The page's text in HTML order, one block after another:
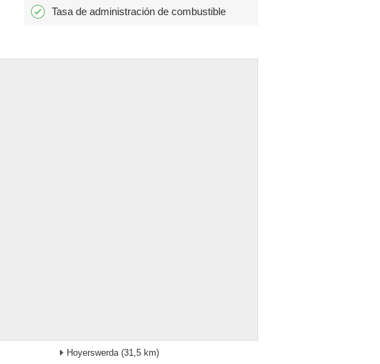
Tasa de administración de combustible
Hoyerswerda (31,5 km)